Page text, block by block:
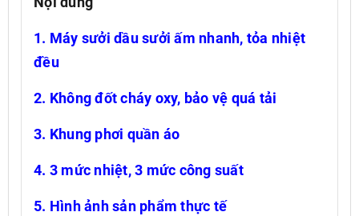
1. Máy sưởi dầu sưởi ấm nhanh, tỏa nhiệt
đều
2. Không đốt cháy oxy, bảo vệ quá tải
3. Khung phơi quần áo
4. 3 mức nhiệt, 3 mức công suất
5. Hình ảnh sản phẩm thực tế